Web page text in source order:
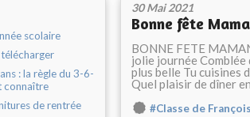
scolaire
: la règle du 3-6-
connaître
de rentrée
30 Mai 2021
Bonne fête
BONNE FETE
jolie journée Comblée
plus belle Tu cuisines
Quel plaisir de dîner
#Classe de